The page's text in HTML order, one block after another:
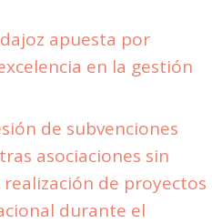
apuesta por
en la gestión
de subvenciones
asociaciones sin
de proyectos
durante el